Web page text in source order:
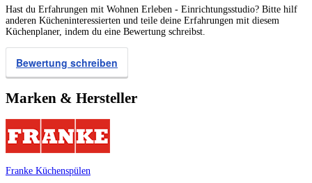
Hast du Erfahrungen mit Wohnen Erleben - Einrichtungsstudio? Bitte hilf
anderen Kücheninteressierten und teile deine Erfahrungen mit diesem
Küchenplaner, indem du eine Bewertung schreibst.
Bewertung schreiben
Marken & Hersteller
Franke Küchenspülen